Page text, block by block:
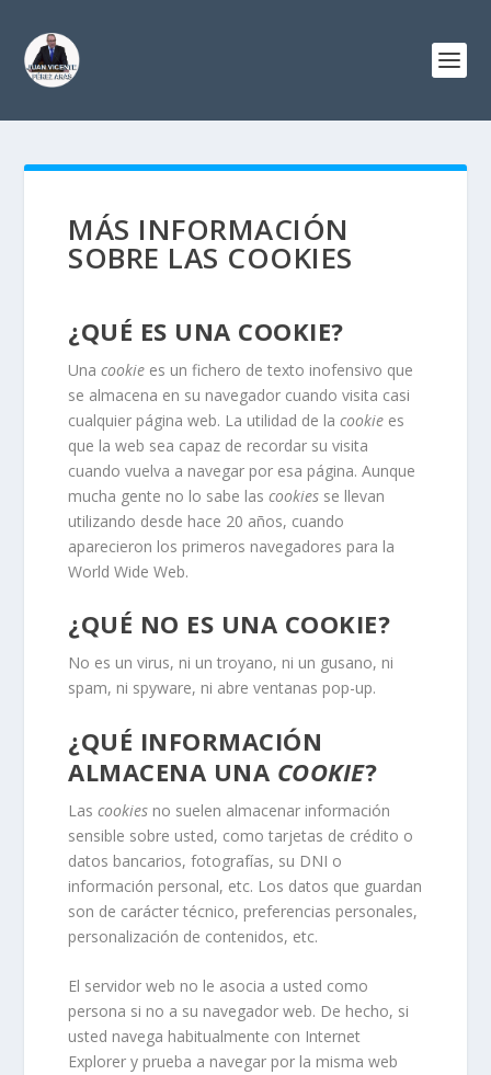
MÁS INFORMACIÓN
SOBRE LAS COOKIES
¿QUÉ ES UNA COOKIE?
Unacookie es un fichero de texto inofensivo que
se almacena en su navegador cuando visita casi
cualquier página web. La utilidad de lacookie es
que la web sea capaz de recordar su visita
cuando vuelva a navegar por esa página. Aunque
mucha gente no lo sabe lascookies se llevan
utilizando desde hace 20 años, cuando
aparecieron los primeros navegadores para la
World Wide Web.
¿QUÉ NO ES UNA COOKIE?
No es un virus, ni un troyano, ni un gusano, ni
spam, ni spyware, ni abre ventanas pop-up.
¿QUÉ INFORMACIÓN
ALMACENA UNA COOKIE?
Lascookies no suelen almacenar información
sensible sobre usted, como tarjetas de crédito o
datos bancarios, fotografías, su DNI o
información personal, etc. Los datos que guardan
son de carácter técnico, preferencias personales,
personalización de contenidos, etc.
El servidor web no le asocia a usted como
persona si no a su navegador web. De hecho, si
usted navega habitualmente con Internet
Explorer y prueba a navegar por la misma web